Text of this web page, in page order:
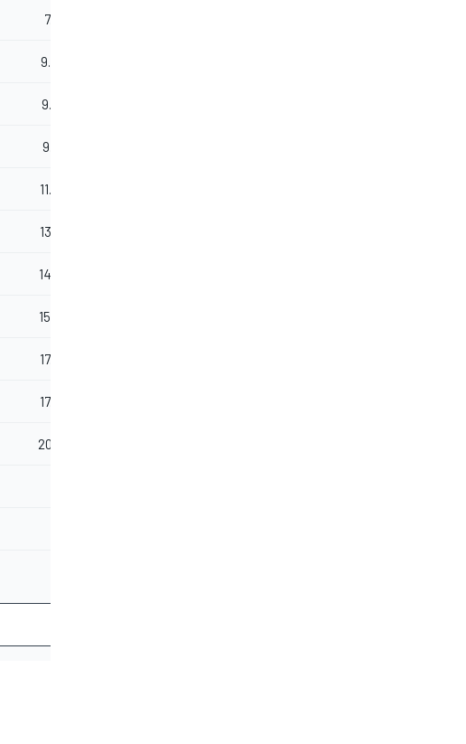
7.971
9.343
9.582
9.915
11.594
13.020
14.622
15.054
17.355
17.740
20.467